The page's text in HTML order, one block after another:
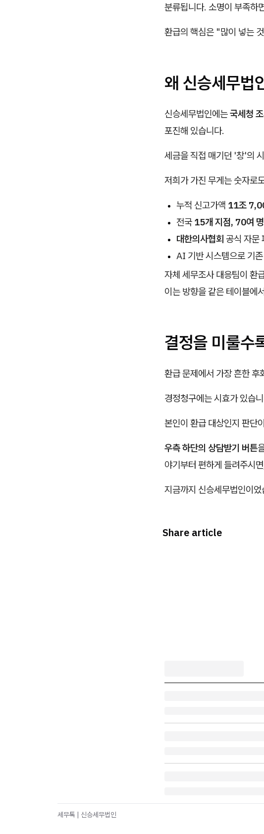
분류됩니다. 소명이 부족하
환급의 핵심은 "많이 넣는
왜 신승세무법
신승세무법인에는국세청
포진해 있습니다.
세금을 직접 매기던 '창'의
저희가 가진 무게는 숫자로
누적 신고가액 11조
전국 15개 지점, 70여 명
대한의사협회 공식 자문
AI 기반 시스템으로 기
자체 세무조사 대응팀이 환
이는 방향을 같은 테이블에
결정을 미룰수
환급 문제에서 가장 흔한
경정청구에는 시효가 있습
본인이 환급 대상인지 판단
우측 하단의 상담받기 버튼
야기부터 편하게 들려주시
지금까지 신승세무법인이
Share article
세무톡 | 신승세무법인